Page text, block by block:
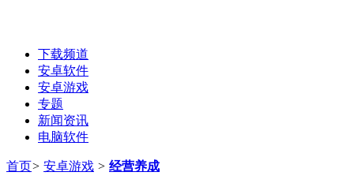
下载频道
安卓软件
安卓游戏
专题
新闻资讯
电脑软件
首页> 安卓游戏 > 经营养成